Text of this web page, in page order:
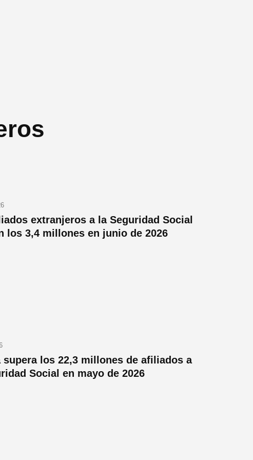
extranjeros a la Seguridad Social
los 3,4 millones en junio de 2026
supera los 22,3 millones de afiliados a
Social en mayo de 2026